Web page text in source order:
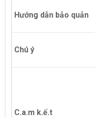
Hướng dẫn bảo quản
Chú ý
C.a.m k.ế.t